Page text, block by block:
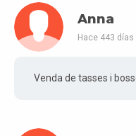
Anna
Hace 443 días
Venda de tasses i